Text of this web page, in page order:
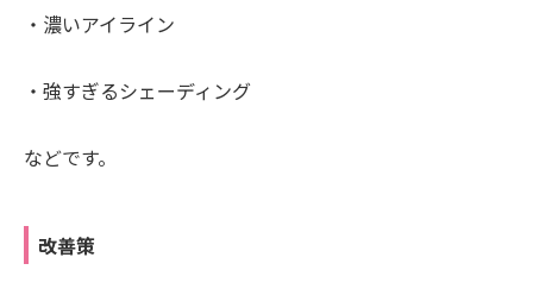
・濃いアイライン
・強すぎるシェーディング
などです。
改善策